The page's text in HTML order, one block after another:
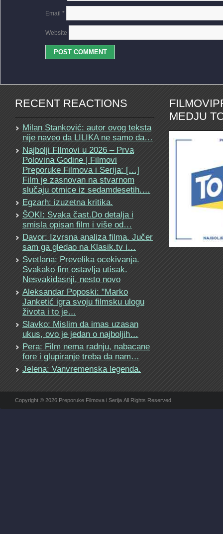
Email *
Website
RECENT REACTIONS
Milan Stanković: autor ovog teksta
nije naveo da LILIKA ne samo da…
Najbolji FIlmovi u 2026 – Prva
Polovina Godine | Filmovi
Preporuke Filmova i Serija: […]
Film je zasnovan na stvarnom
slučaju otmice iz sedamdesetih.…
Egzarh: izuzetna kritika.
ŠOKI: Svaka čast.Do detalja i
smisla opisan film i više od…
Davor: Izvrsna analiza filma. Jučer
sam ga gledao na Klasik.tv i…
Svetlana: Prevelika ocekivanja.
Svakako fim ostavlja utisak.
Nesvakidasnji, nesto novo
Aleksandar Poposki: "Marko
Janketić igra svoju filmsku ulogu
života i to je…
Slavko: Mislim da imas uzasan
ukus, ovo je jedan o najboljih…
Pera: Film nema radnju, nabacane
fore i glupiranje treba da nam…
Jelena: Vanvremenska legenda.
MEDJU
Copyright © 2026 Preporuke Filmova i Serija All Rights Reserved.